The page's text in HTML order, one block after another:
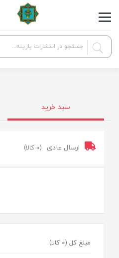
سبد خرید
ارسال عادی (0 کالا)
مبلغ کل (0 کالا)